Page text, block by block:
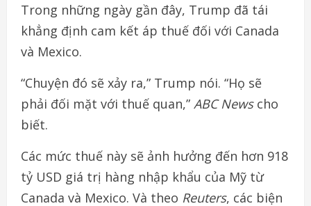
Trong những ngày gần đây, Trump đã tái
khẳng định cam kết áp thuế đối với Canada
và Mexico.
“Chuyện đó sẽ xảy ra,” Trump nói. “Họ sẽ
phải đối mặt với thuế quan,” ABC Newscho
biết.
Các mức thuế này sẽ ảnh hưởng đến hơn 918
tỷ USD giá trị hàng nhập khẩu của Mỹ từ
Canada và Mexico. Và theo Reuters, các biện